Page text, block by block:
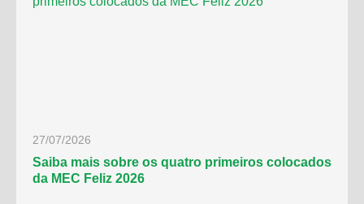
27/07/2026
Saiba mais sobre os quatro primeiros colocados
da MEC Feliz 2026